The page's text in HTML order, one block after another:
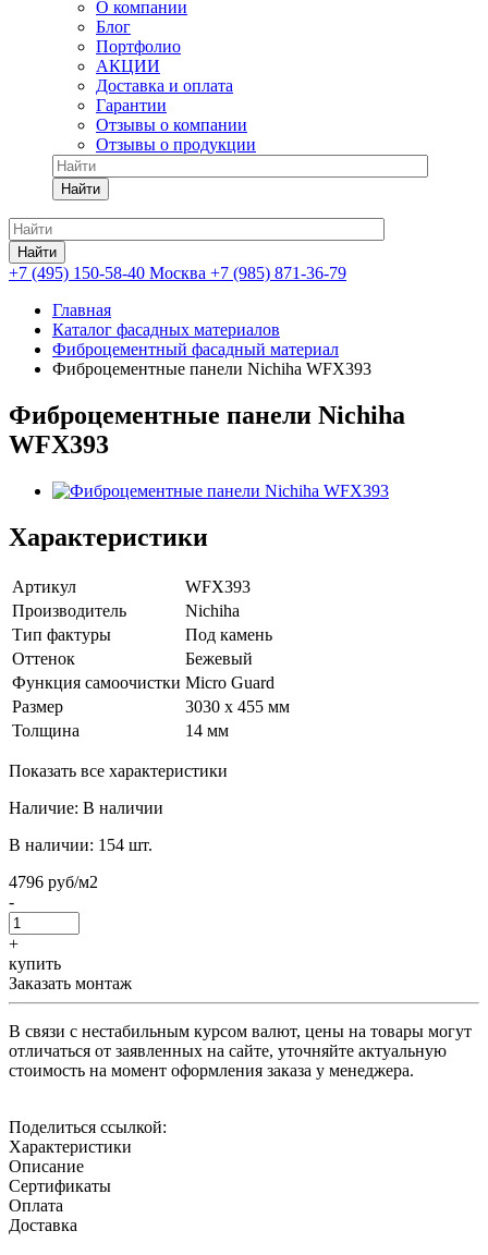
О компании
Блог
Портфолио
АКЦИИ
Доставка и оплата
Гарантии
Отзывы о компании
Отзывы о продукции
Найти
Найти
+7 (495) 150-58-40 Москва +7 (985) 871-36-79
Главная
Каталог фасадных материалов
Фиброцементный фасадный материал
Фиброцементные панели Nichiha WFX393
Фиброцементные панели Nichiha
WFX393
Характеристики
Артикул
WFX393
Производитель
Nichiha
Тип фактуры
Под камень
Оттенок
Бежевый
Функция самоочистки Micro Guard
Размер
3030 х 455 мм
Толщина
14 мм
Показать все характеристики
Наличие: В наличии
В наличии: 154 шт.
4796 руб/м2
-
+
купить
Заказать монтаж
В связи с нестабильным курсом валют, цены на товары могут
отличаться от заявленных на сайте, уточняйте актуальную
стоимость на момент оформления заказа у менеджера.
Поделиться ссылкой:
Характеристики
Описание
Сертификаты
Оплата
Доставка